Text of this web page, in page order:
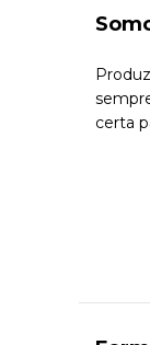
certa